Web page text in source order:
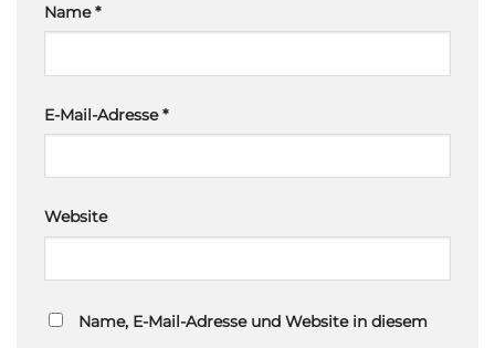
Name*
E-Mail-Adresse*
Website
Name, E-Mail-Adresse und Website in diesem